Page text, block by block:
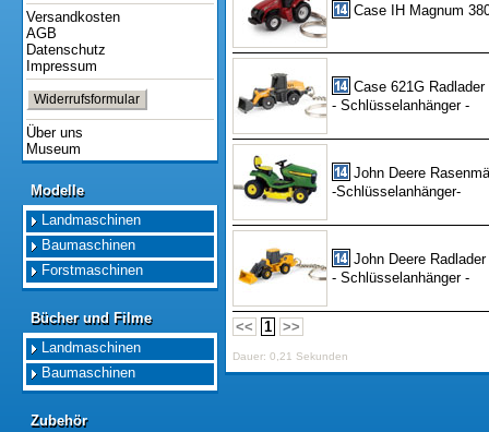
Versandkosten
AGB
Datenschutz
Impressum
Widerrufsformular
Über uns
Museum
Modelle
Modelle
Landmaschinen
Baumaschinen
Forstmaschinen
Bücher und Filme
Bücher und Filme
Landmaschinen
Baumaschinen
Zubehör
Zubehör
Case IH Magnum
Case 621G Radlader
- Schlüsselanhänger -
John Deere
-Schlüsselanhänger-
John Deere Radlader
- Schlüsselanhänger -
<< 1 >>
Dauer: 0,21 Sekunden